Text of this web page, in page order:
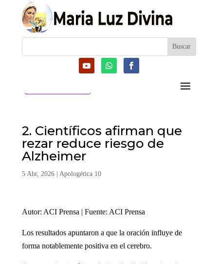
2. Científicos afirman que
rezar reduce riesgo de
Alzheimer
5 Abr, 2026| Apologética 10
Autor: ACI Prensa | Fuente: ACI Prensa
Los resultados apuntaron a que la oración influye de
forma notablemente positiva en el cerebro.